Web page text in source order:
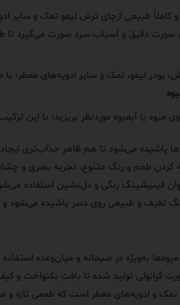
طبیعی ازچای ترش لیمو نمک و سایر
سورت دقیق و آسیاب سرد صورت می‌گیرد تا
پودر لیمو، نمک و سایر ادویه‌های
میوه یا آبمیوه موردنظر بریزید؛ با
پاشیده می‌شود تا هم ظاهر جذاب‌تری
کردن طعم و رنگ متنوع، تجربه بصری و
فینیشینگ رنگی و دل‌نشین استفاده
لطیف و طبیعی روی دسر پاشیده می‌شود
به‌ویژه در صبحانه و میان‌وعده
گرانولی تولید شده تا بافت یکنواخت و
نمک و ادویه‌های معطر است که طعمی تازه و